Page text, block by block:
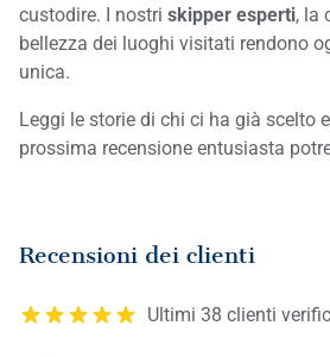
custodire. I nostri skipper esperti, la
bellezza dei luoghi visitati rendono
unica.
Leggi le storie di chi ci ha già scelto
prossima recensione entusiasta
Recensioni dei clienti
Ultimi 38 clienti